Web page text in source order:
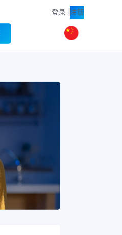
登录 注册